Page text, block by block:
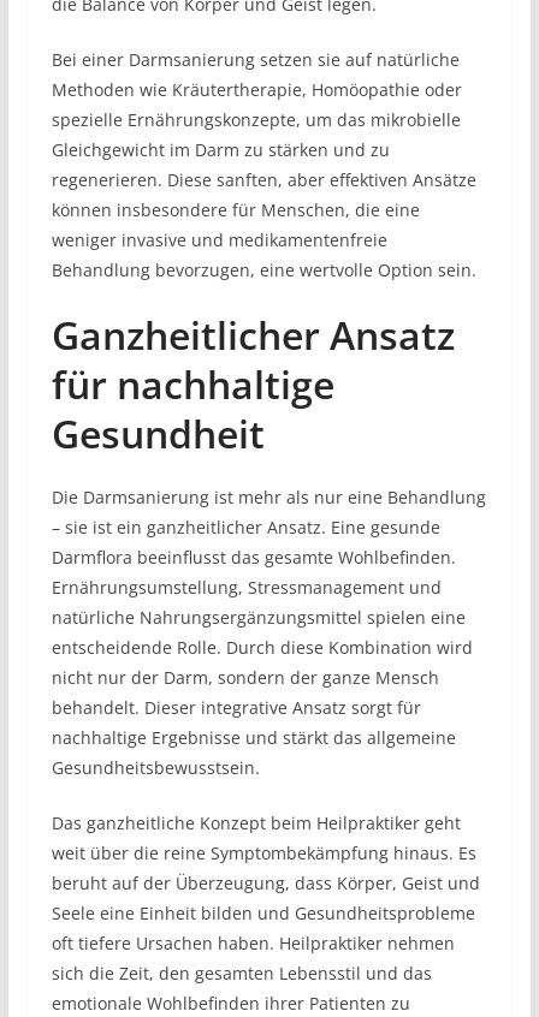
Bei einer Darmsanierung setzen sie auf natürliche
Methoden wie Kräutertherapie, Homöopathie oder
spezielle Ernährungskonzepte, um das mikrobielle
Gleichgewicht im Darm zu stärken und zu
regenerieren. Diese sanften, aber effektiven Ansätze
können insbesondere für Menschen, die eine
weniger invasive und medikamentenfreie
Behandlung bevorzugen, eine wertvolle Option sein.
Ganzheitlicher Ansatz
für nachhaltige
Gesundheit
Die Darmsanierung ist mehr als nur eine Behandlung
– sie ist ein ganzheitlicher Ansatz. Eine gesunde
Darmflora beeinflusst das gesamte Wohlbefinden.
Ernährungsumstellung, Stressmanagement und
natürliche Nahrungsergänzungsmittel spielen eine
entscheidende Rolle. Durch diese Kombination wird
nicht nur der Darm, sondern der ganze Mensch
behandelt. Dieser integrative Ansatz sorgt für
nachhaltige Ergebnisse und stärkt das allgemeine
Gesundheitsbewusstsein.
Das ganzheitliche Konzept beim Heilpraktiker geht
weit über die reine Symptombekämpfung hinaus. Es
beruht auf der Überzeugung, dass Körper, Geist und
Seele eine Einheit bilden und Gesundheitsprobleme
oft tiefere Ursachen haben. Heilpraktiker nehmen
sich die Zeit, den gesamten Lebensstil und das
emotionale Wohlbefinden ihrer Patienten zu